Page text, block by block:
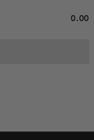
0.00